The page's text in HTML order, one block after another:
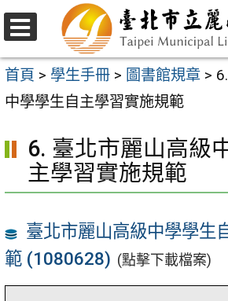
跳
至
主
要
容
選
單
首頁 > 學生手冊 > 圖書館規章 >
中學學生自主學習實施規範
6. 臺北市麗山高級
主學習實施規範
臺北市麗山高級中學學生
範 (1080628) (點擊下載檔案)